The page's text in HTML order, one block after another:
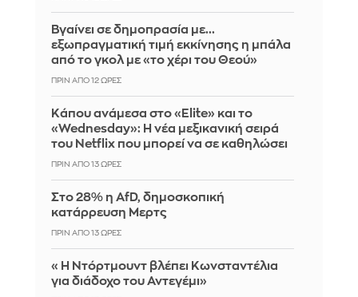
Βγαίνει σε δημοπρασία με...
εξωπραγματική τιμή εκκίνησης η μπάλα
από το γκολ με «το χέρι του Θεού»
ΠΡΙΝ ΑΠΌ 12 ΏΡΕΣ
Κάπου ανάμεσα στο «Elite» και το
«Wednesday»: Η νέα μεξικανική σειρά
του Netflix που μπορεί να σε καθηλώσει
ΠΡΙΝ ΑΠΌ 13 ΏΡΕΣ
Στο 28% η AfD, δημοσκοπική
κατάρρευση Μερτς
ΠΡΙΝ ΑΠΌ 13 ΏΡΕΣ
«Η Ντόρτμουντ βλέπει Κωνσταντέλια
για διάδοχο του Αντεγέμι»